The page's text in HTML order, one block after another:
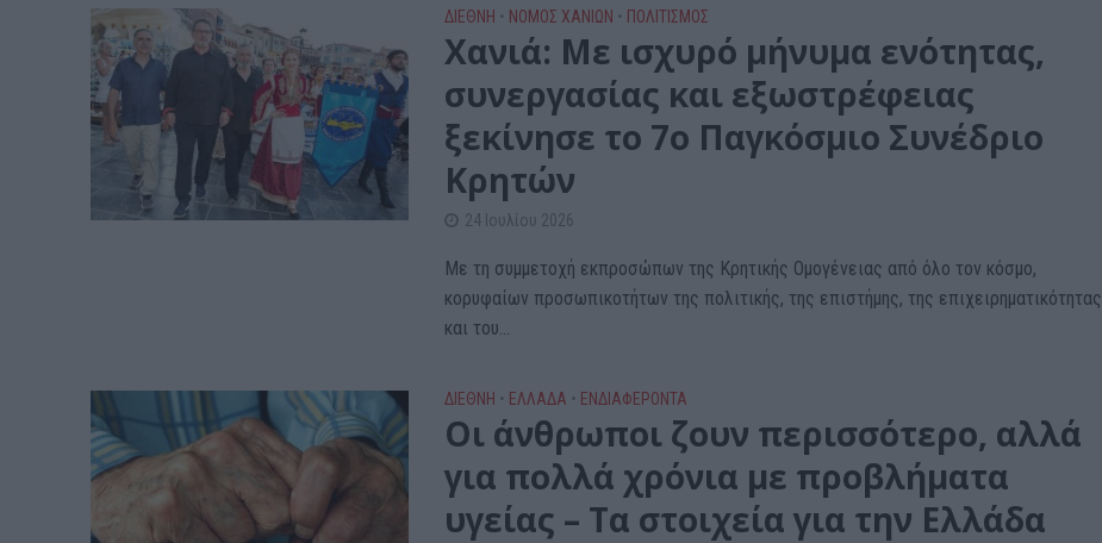
ΔΙΕΘΝΗ • ΝΟΜΌΣ ΧΑΝΊΩΝ • ΠΟΛΙΤΙΣΜΟΣ
Χανιά: Με ισχυρό μήνυμα ενότητας,
συνεργασίας και εξωστρέφειας
ξεκίνησε το 7ο Παγκόσμιο Συνέδριο
Κρητών
24 Ιουλίου 2026
Με τη συμμετοχή εκπροσώπων της Κρητικής Ομογένειας από όλο τον κόσμο,
κορυφαίων προσωπικοτήτων της πολιτικής, της επιστήμης, της επιχειρηματικότητας
και του...
ΔΙΕΘΝΗ • ΕΛΛΑΔΑ • ΕΝΔΙΑΦΕΡΟΝΤΑ
Οι άνθρωποι ζουν περισσότερο, αλλά
για πολλά χρόνια με προβλήματα
υγείας – Τα στοιχεία για την Ελλάδα